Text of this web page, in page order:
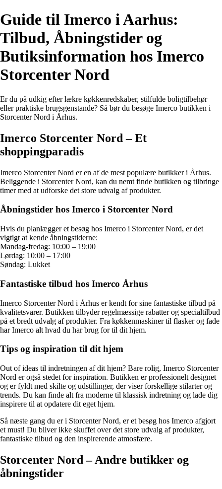
Guide til Imerco i Aarhus:
Tilbud, Åbningstider og
Butiksinformation hos Imerco
Storcenter Nord
Er du på udkig efter lækre køkkenredskaber, stilfulde boligtilbehør
eller praktiske brugsgenstande? Så bør du besøge Imerco butikken i
Storcenter Nord i Århus.
Imerco Storcenter Nord – Et
shoppingparadis
Imerco Storcenter Nord er en af de mest populære butikker i Århus.
Beliggende i Storcenter Nord, kan du nemt finde butikken og tilbringe
timer med at udforske det store udvalg af produkter.
Åbningstider hos Imerco i Storcenter Nord
Hvis du planlægger et besøg hos Imerco i Storcenter Nord, er det
vigtigt at kende åbningstiderne:
Mandag-fredag: 10:00 – 19:00
Lørdag: 10:00 – 17:00
Søndag: Lukket
Fantastiske tilbud hos Imerco Århus
Imerco Storcenter Nord i Århus er kendt for sine fantastiske tilbud på
kvalitetsvarer. Butikken tilbyder regelmæssige rabatter og specialtilbud
på et bredt udvalg af produkter. Fra køkkenmaskiner til flasker og fade
har Imerco alt hvad du har brug for til dit hjem.
Tips og inspiration til dit hjem
Out of ideas til indretningen af dit hjem? Bare rolig, Imerco Storcenter
Nord er også stedet for inspiration. Butikken er professionelt designet
og er fyldt med skilte og udstillinger, der viser forskellige stilarter og
trends. Du kan finde alt fra moderne til klassisk indretning og lade dig
inspirere til at opdatere dit eget hjem.
Så næste gang du er i Storcenter Nord, er et besøg hos Imerco afgjort
et must! Du bliver ikke skuffet over det store udvalg af produkter,
fantastiske tilbud og den inspirerende atmosfære.
Storcenter Nord – Andre butikker og
åbningstider